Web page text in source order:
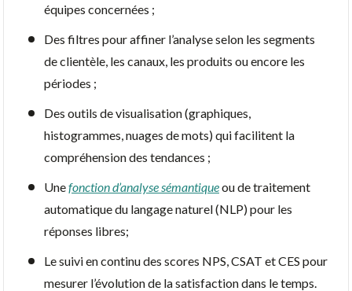
équipes concernées ;
Des filtres pour affiner l’analyse selon les segments
de clientèle, les canaux, les produits ou encore les
périodes ;
Des outils de visualisation (graphiques,
histogrammes, nuages de mots) qui facilitent la
compréhension des tendances ;
Unefonction d’analyse sémantiqueou de traitement
automatique du langage naturel (NLP) pour les
réponses libres;
Le suivi en continu des scores NPS, CSAT et CES pour
mesurer l’évolution de la satisfaction dans le temps.